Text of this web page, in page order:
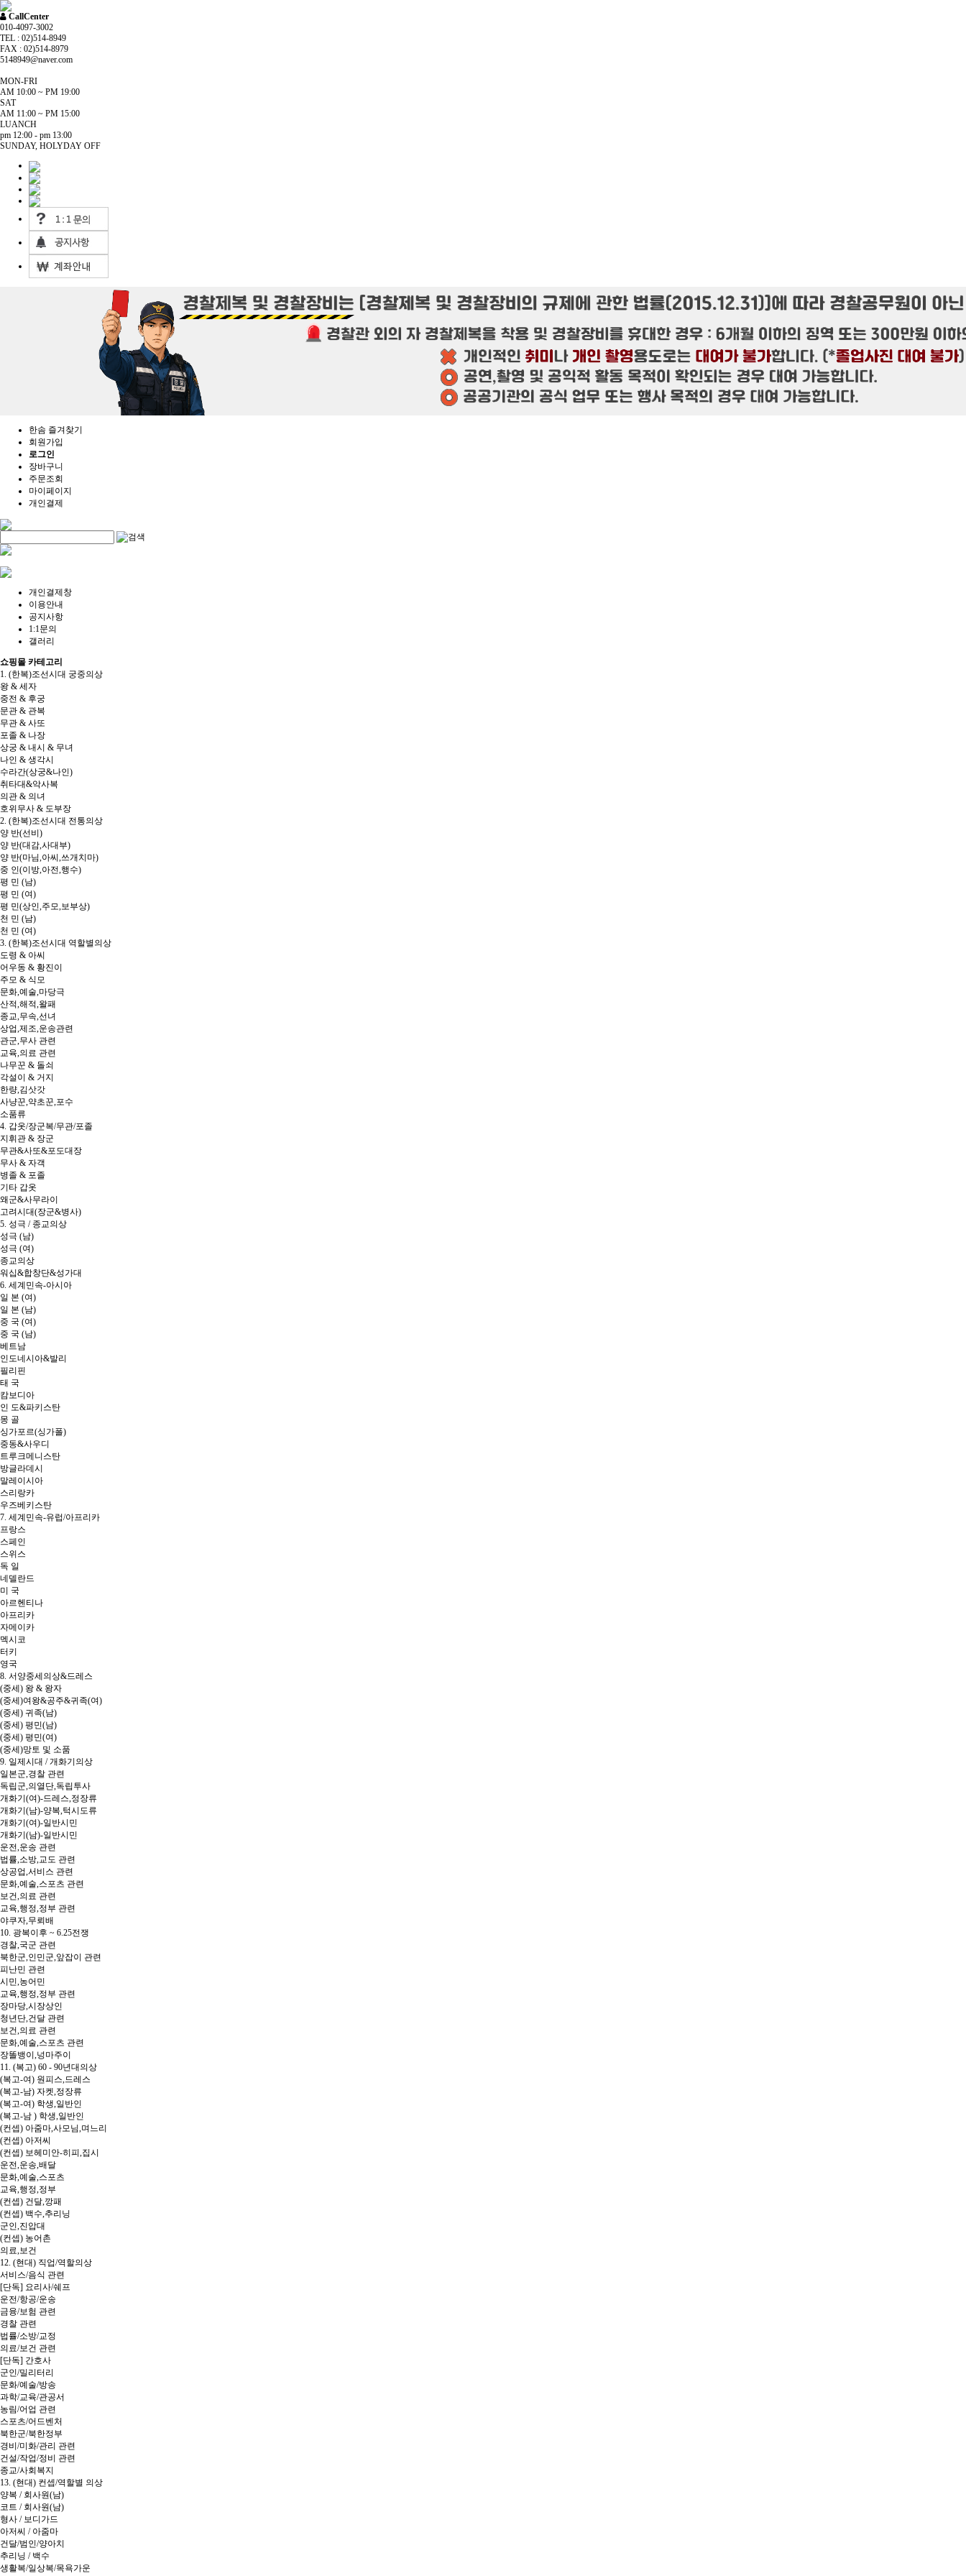
CallCenter
010-4097-3002
TEL : 02)514-8949
FAX : 02)514-8979
5148949@naver.com
MON-FRI
AM 10:00 ~ PM 19:00
SAT
AM 11:00 ~ PM 15:00
LUANCH
pm 12:00 - pm 13:00
SUNDAY, HOLYDAY OFF
한솜 즐겨찾기
회원가입
로그인
장바구니
주문조회
마이페이지
개인결제
개인결제창
이용안내
공지사항
1:1문의
갤러리
쇼핑몰 카테고리
1. (한복)조선시대 궁중의상
왕 & 세자
중전 & 후궁
문관 & 관복
무관 & 사또
포졸 & 나장
상궁 & 내시 & 무녀
나인 & 생각시
수라간(상궁&나인)
취타대&악사복
의관 & 의녀
호위무사 & 도부장
2. (한복)조선시대 전통의상
양 반(선비)
양 반(대감,사대부)
양 반(마님,아씨,쓰개치마)
중 인(이방,아전,행수)
평 민 (남)
평 민 (여)
평 민(상인,주모,보부상)
천 민 (남)
천 민 (여)
3. (한복)조선시대 역할별의상
도령 & 아씨
어우동 & 황진이
주모 & 식모
문화,예술,마당극
산적,해적,왈패
종교,무속,선녀
상업,제조,운송관련
관군,무사 관련
교육,의료 관련
나무꾼 & 돌쇠
각설이 & 거지
한량,김삿갓
사냥꾼,약초꾼,포수
소품류
4. 갑옷/장군복/무관/포졸
지휘관 & 장군
무관&사또&포도대장
무사 & 자객
병졸 & 포졸
기타 갑옷
왜군&사무라이
고려시대(장군&병사)
5. 성극 / 종교의상
성극 (남)
성극 (여)
종교의상
워십&합창단&성가대
6. 세계민속-아시아
일 본 (여)
일 본 (남)
중 국 (여)
중 국 (남)
베트남
인도네시아&발리
필리핀
태 국
캄보디아
인 도&파키스탄
몽 골
싱가포르(싱가폴)
중동&사우디
트루크메니스탄
방글라데시
말레이시아
스리랑카
우즈베키스탄
7. 세계민속-유럽/아프리카
프랑스
스페인
스위스
독 일
네델란드
미 국
아르헨티나
아프리카
자메이카
멕시코
터키
영국
8. 서양중세의상&드레스
(중세) 왕 & 왕자
(중세)여왕&공주&귀족(여)
(중세) 귀족(남)
(중세) 평민(남)
(중세) 평민(여)
(중세)망토 및 소품
9. 일제시대 / 개화기의상
일본군,경찰 관련
독립군,의열단,독립투사
개화기(여)-드레스,정장류
개화기(남)-양복,턱시도류
개화기(여)-일반시민
개화기(남)-일반시민
운전,운송 관련
법률,소방,교도 관련
상공업,서비스 관련
문화,예술,스포츠 관련
보건,의료 관련
교육,행정,정부 관련
야쿠자,무뢰배
10. 광복이후 ~ 6.25전쟁
경찰,국군 관련
북한군,인민군,앞잡이 관련
피난민 관련
시민,농어민
교육,행정,정부 관련
장마당,시장상인
청년단,건달 관련
보건,의료 관련
문화,예술,스포츠 관련
장똘뱅이,넝마주이
11. (복고) 60 - 90년대의상
(복고-여) 원피스,드레스
(복고-남) 자켓,정장류
(복고-여) 학생,일반인
(복고-남 ) 학생,일반인
(컨셉) 아줌마,사모님,며느리
(컨셉) 아저씨
(컨셉) 보헤미안-히피,집시
운전,운송,배달
문화,예술,스포츠
교육,행정,정부
(컨셉) 건달,깡패
(컨셉) 백수,추리닝
군인,진압대
(컨셉) 농어촌
의료,보건
12. (현대) 직업/역할의상
서비스/음식 관련
[단독] 요리사/쉐프
운전/항공/운송
금융/보험 관련
경찰 관련
법률/소방/교정
의료/보건 관련
[단독] 간호사
군인/밀리터리
문화/예술/방송
과학/교육/관공서
농림/어업 관련
스포츠/어드벤처
북한군/북한정부
경비/미화/관리 관련
건설/작업/정비 관련
종교/사회복지
13. (현대) 컨셉/역할별 의상
양복 / 회사원(남)
코트 / 회사원(남)
형사 / 보디가드
아저씨 / 아줌마
건달/범인/양아치
추리닝 / 백수
생활복/일상복/목욕가운